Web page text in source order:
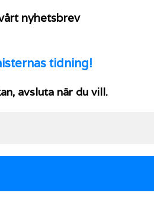
nyhetsbrev
tidning!
avsluta när du vill.